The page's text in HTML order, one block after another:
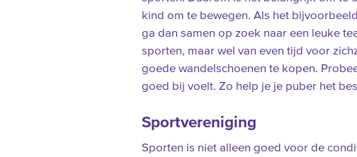
kind om te bewegen. Als het
ga dan samen op zoek naar een leuke
sporten, maar wel van even tijd voor
goede wandelschoenen te kopen.
goed bij voelt. Zo help je je puber het
Sportvereniging
Sporten is niet alleen goed voor de